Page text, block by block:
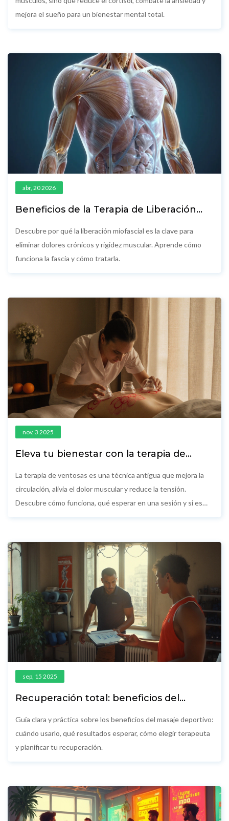
mejora el sueño para un bienestar mental total.
abr, 20 2026
Beneficios de la Terapia de Liberación
Descubre por qué la liberación miofascial es la clave para
eliminar dolores crónicos y rigidez muscular. Aprende cómo
funciona la fascia y cómo tratarla.
nov, 3 2025
Eleva tu bienestar con la terapia de
La terapia de ventosas es una técnica antigua que mejora la
circulación, alivia el dolor muscular y reduce la tensión.
Descubre cómo funciona, qué esperar en una sesión y si es
sep, 15 2025
Recuperación total: beneficios del
Guía clara y práctica sobre los beneficios del masaje deportivo:
cuándo usarlo, qué resultados esperar, cómo elegir terapeuta
y planificar tu recuperación.